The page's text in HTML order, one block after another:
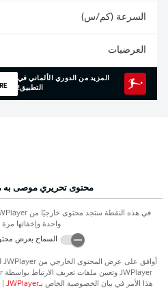
السرعة (كم/س)
العرضيات
المزيد من الدوري الألماني في
التطبيق!
محتوى تحريري موصى به
في هذه النقطة ستجد محتوى خارجيًا من
واحدة وإخفائها
السماح بعرض
أوافق على عرض المحتوى الخارجي منJWPlayer
JWPlayer وتعيين ملفات تعريف الارتباط بواسطة
هذا الأمر في بيان الخصوصية الخاص بـJWPlayer